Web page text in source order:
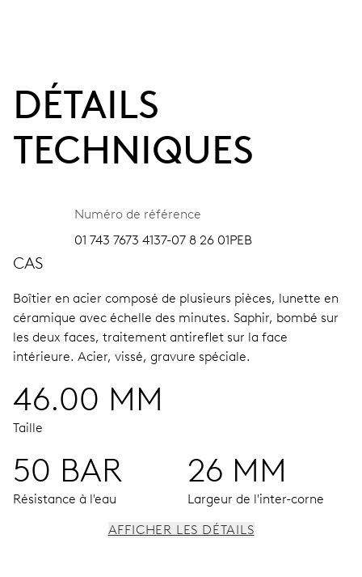
DÉTAILS
TECHNIQUES
Numéro de référence
01 743 7673 4137-07 8 26 01PEB
CAS
Boîtier en acier composé de plusieurs pièces, lunette en
céramique avec échelle des minutes. Saphir, bombé sur
les deux faces, traitement antireflet sur la face
intérieure. Acier, vissé, gravure spéciale.
46.00 MM
Taille
50 BAR
Résistance à l'eau
26 MM
Largeur de l'inter-corne
AFFICHER LES DÉTAILS